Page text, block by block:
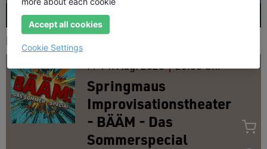
AUG26 SEP
PROGRAMM DER KOMMENDEN TAGE
Fr14.Aug. 2026 20:00 Uhr
Springmaus
Improvisationstheater
- BÄÄM - Das
Sommerspecial
Accept all cookies
Cookie Settings